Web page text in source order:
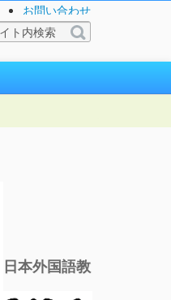
お問い合わせ
日本外国語教